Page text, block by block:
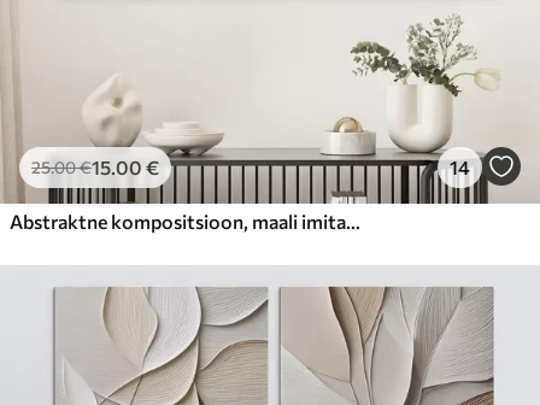
25.00€15.00 € 14
Abstraktne kompositsioon, maali imitatsioon